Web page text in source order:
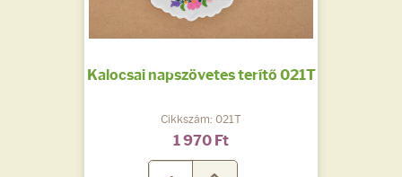
Kalocsai napszövetes terítő 021T
Cikkszám: 021T
1 970 Ft